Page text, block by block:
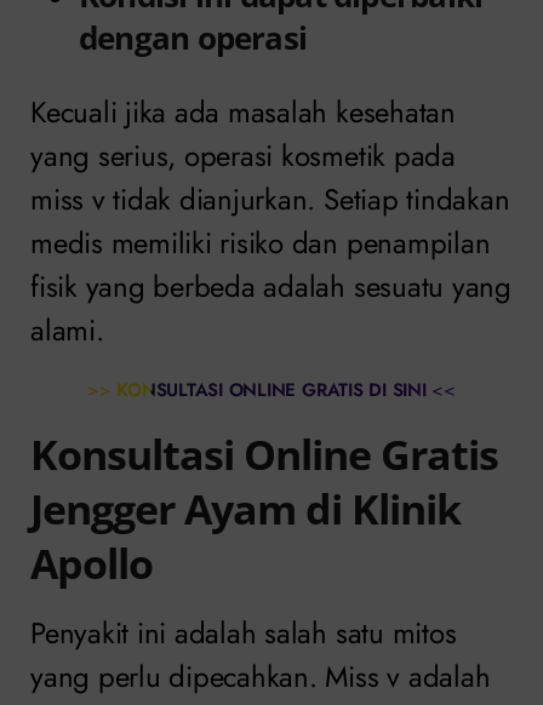
dengan operasi
Kecuali jika ada masalah kesehatan
yang serius, operasi kosmetik pada
miss v tidak dianjurkan. Setiap tindakan
medis memiliki risiko dan penampilan
fisik yang berbeda adalah sesuatu yang
alami.
>> KONSULTASI ONLINE GRATIS DI SINI <<
Konsultasi Online Gratis
Jengger Ayam di Klinik
Apollo
Penyakit ini adalah salah satu mitos
yang perlu dipecahkan. Miss v adalah